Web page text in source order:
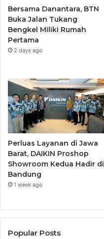
Bersama Danantara, BTN
Buka Jalan Tukang
Bengkel Miliki Rumah
Pertama
2 days ago
Perluas Layanan di Jawa
Barat, DAIKIN Proshop
Showroom Kedua Hadir di
Bandung
1 week ago
Popular Posts